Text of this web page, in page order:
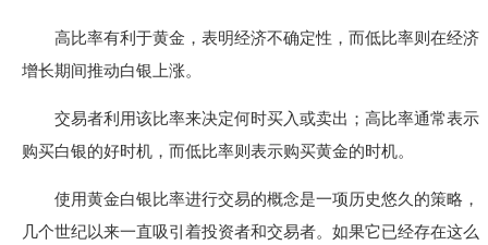
高比率有利于黄金，表明经济不确定性，而低比率则在经济
增长期间推动白银上涨。
交易者利用该比率来决定何时买入或卖出；高比率通常表示
购买白银的好时机，而低比率则表示购买黄金的时机。
使用黄金白银比率进行交易的概念是一项历史悠久的策略，
几个世纪以来一直吸引着投资者和交易者。如果它已经存在这么